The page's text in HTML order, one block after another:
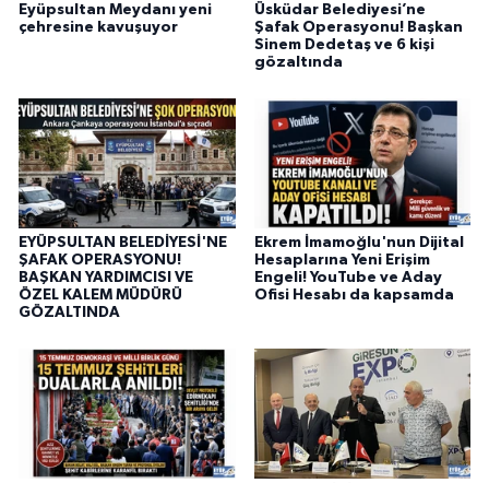
Eyüpsultan Meydanı yeni
çehresine kavuşuyor
Üsküdar Belediyesi’ne
Şafak Operasyonu! Başkan
Sinem Dedetaş ve 6 kişi
gözaltında
EYÜPSULTAN BELEDİYESİ'NE
ŞAFAK OPERASYONU!
BAŞKAN YARDIMCISI VE
ÖZEL KALEM MÜDÜRÜ
GÖZALTINDA
Ekrem İmamoğlu'nun Dijital
Hesaplarına Yeni Erişim
Engeli! YouTube ve Aday
Ofisi Hesabı da kapsamda